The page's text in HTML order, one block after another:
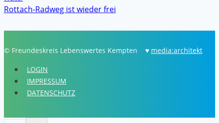
Rottach-Radweg ist wieder frei
© Freundeskreis Lebenswertes Kempten ♥ media:architekt
LOGIN
IMPRESSUM
DATENSCHUTZ